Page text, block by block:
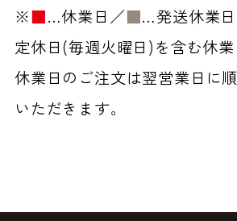
※■…休業日／■…発送休業日
定休日(毎週火曜日)を含む休
休業日のご注文は翌営業日に
いただきます。